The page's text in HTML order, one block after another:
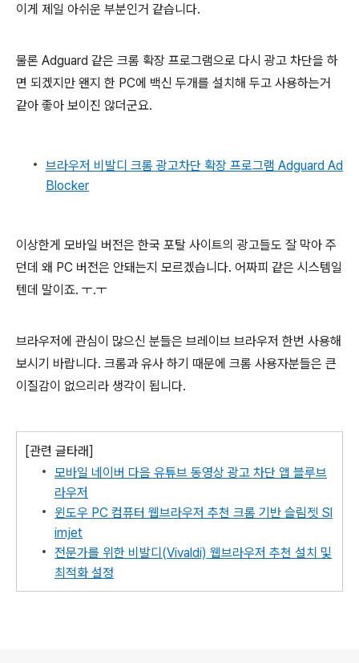
이게 제일 아쉬운 부분인거 같습니다.
물론 Adguard 같은 크롬 확장 프로그램으로 다시 광고 차단을 하
면 되겠지만 왠지 한 PC에 백신 두개를 설치해 두고 사용하는거
같아 좋아 보이진 않더군요.
브라우저 비발디 크롬 광고차단 확장 프로그램 Adguard Ad
Blocker
이상한게 모바일 버전은 한국 포탈 사이트의 광고들도 잘 막아 주
던데 왜 PC 버전은 안돼는지 모르겠습니다. 어짜피 같은 시스템일
텐데 말이죠. ㅜ.ㅜ
브라우저에 관심이 많으신 분들은 브레이브 브라우저 한번 사용해
보시기 바랍니다. 크롬과 유사 하기 때문에 크롬 사용자분들은 큰
이질감이 없으리라 생각이 됩니다.
[관련 글타래]
모바일 네이버 다음 유튜브 동영상 광고 차단 앱 블루브
라우저
윈도우 PC 컴퓨터 웹브라우저 추천 크롬 기반 슬림젯 Sl
imjet
전문가를 위한 비발디(Vivaldi) 웹브라우저 추천 설치 및
최적화 설정